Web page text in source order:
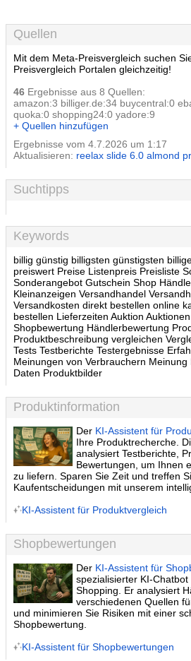
Quellen
Mit dem Meta-Preisvergleich suchen
Preisvergleich Portalen gleichzeitig!
46 Ergebnisse aus 8 Quellen:
amazon:3 billiger.de:34 buycentral:0
quoka:0 shopping24:0 yadore:9
+ Quellen hinzufügen
Ergebnisse vom 4.7.2026 um 1:17
Aktualisieren: reelax slide 6.0 almond
Suchtipps
Keywords
billig günstig billigsten günstigsten
preiswert Preise Listenpreis Preisliste
Sonderangebot Gutschein Shop
Kleinanzeigen Versandhandel
Versandkosten direkt bestellen online
bestellen Lieferzeiten Auktion
Shopbewertung Händlerbewertung
Produktbeschreibung vergleichen
Tests Testberichte Testergebnisse
Meinungen von Verbrauchern Meinung
Daten Produktbilder
Produktinformation
Der KI-Assistent für
Ihre Produktrecherche.
analysiert Testberichte,
Bewertungen, um Ihnen
zu liefern. Sparen Sie Zeit und treffen
Kaufentscheidungen mit unserem
KI-Assistent für Produktvergleich
Shopbewertungen
Der KI-Assistent für
spezialisierter KI-
Shopping. Er analysiert
verschiedenen Quellen
und minimieren Sie Risiken mit einer
Shopbewertung.
KI-Assistent für Shopbewertungen